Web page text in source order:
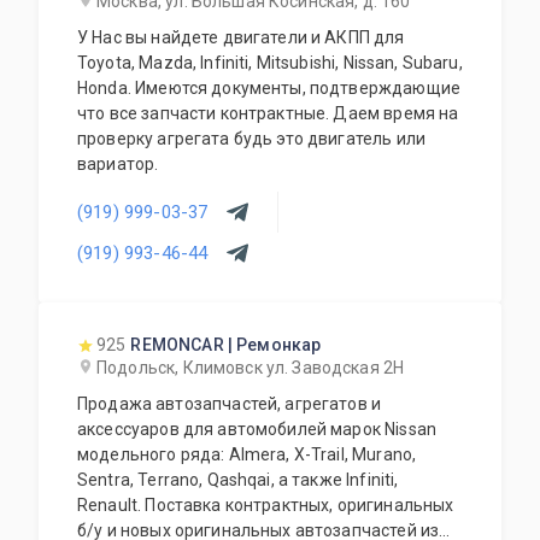
У Нас вы найдете двигатели и АКПП для
Toyota, Mazda, Infiniti, Mitsubishi, Nissan, Subaru,
Honda. Имеются документы, подтверждающие
что все запчасти контрактные. Даем время на
проверку агрегата будь это двигатель или
вариатор.
(919) 999-03-37
(919) 993-46-44
925 REMONCAR | Ремонкар
Подольск, Климовск ул. Заводская 2Н
Продажа автозапчастей, агрегатов и
аксессуаров для автомобилей марок Nissan
модельного ряда: Almera, X-Trail, Murano,
Sentra, Terrano, Qashqai, а также Infiniti,
Renault. Поставка контрактных, оригинальных
б/у и новых оригинальных автозапчастей из